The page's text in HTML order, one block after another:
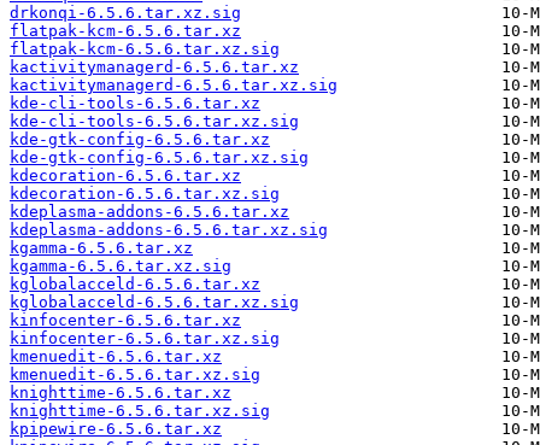
drkonqi-6.5.6.tar.xz.sig
flatpak-kcm-6.5.6.tar.xz
flatpak-kcm-6.5.6.tar.xz.sig
kactivitymanagerd-6.5.6.tar.xz
kactivitymanagerd-6.5.6.tar.xz.sig
kde-cli-tools-6.5.6.tar.xz
kde-cli-tools-6.5.6.tar.xz.sig
kde-gtk-config-6.5.6.tar.xz
kde-gtk-config-6.5.6.tar.xz.sig
kdecoration-6.5.6.tar.xz
kdecoration-6.5.6.tar.xz.sig
kdeplasma-addons-6.5.6.tar.xz
kdeplasma-addons-6.5.6.tar.xz.sig
kgamma-6.5.6.tar.xz
kgamma-6.5.6.tar.xz.sig
kglobalacceld-6.5.6.tar.xz
kglobalacceld-6.5.6.tar.xz.sig
kinfocenter-6.5.6.tar.xz
kinfocenter-6.5.6.tar.xz.sig
kmenuedit-6.5.6.tar.xz
kmenuedit-6.5.6.tar.xz.sig
knighttime-6.5.6.tar.xz
knighttime-6.5.6.tar.xz.sig
kpipewire-6.5.6.tar.xz